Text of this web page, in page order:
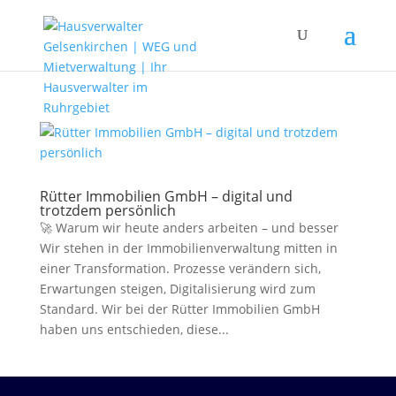
Rütter Immobilien GmbH – digital und
trotzdem persönlich
🚀 Warum wir heute anders arbeiten – und besser
Wir stehen in der Immobilienverwaltung mitten in
einer Transformation. Prozesse verändern sich,
Erwartungen steigen, Digitalisierung wird zum
Standard. Wir bei der Rütter Immobilien GmbH
haben uns entschieden, diese...